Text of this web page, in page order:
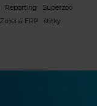
Reporting
Superzoo
Zmena ERP štítky